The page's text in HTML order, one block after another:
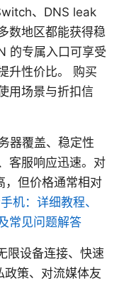
、DNS leak
数地区都能获得稳
的专属入口可享受
升性价比。 购买
用场景与折扣信
器覆盖、稳定性
客服响应迅速。对
，但价格通常相对
机：详细教程、
常见问题解答
限设备连接、快速
策、对流媒体友